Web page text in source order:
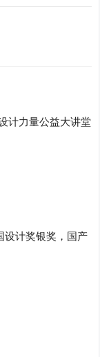
计力量公益大讲堂
设计奖银奖，国产